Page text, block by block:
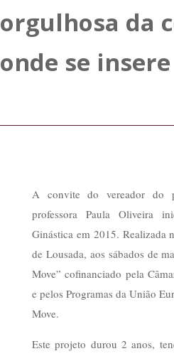
orgulhosa da
onde se insere
A convite do vereador do
professora Paula Oliveira
Ginástica em 2015. Realizada
de Lousada, aos sábados de
Move” cofinanciado pela
e pelos Programas da União
Move.
Este projeto durou 2 anos,